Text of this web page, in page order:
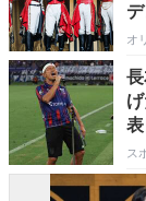
オ
表
ス